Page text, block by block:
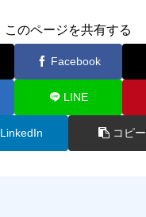
このページを共有する
Facebook
LINE
LinkedIn コピー